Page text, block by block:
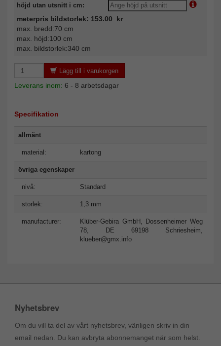
höjd utan utsnitt i cm:
meterpris bildstorlek: 153.00 kr
max. bredd:70 cm
max. höjd:100 cm
max. bildstorlek:340 cm
Lägg till i varukorgen
Leverans inom: 6 - 8 arbetsdagar
Specifikation
allmänt
material: kartong
övriga egenskaper
nivå: Standard
storlek: 1,3 mm
manufacturer:
Klüber-Gebira GmbH, Dossenheimer Weg
78, DE 69198 Schriesheim,
klueber@gmx.info
Nyhetsbrev
Om du vill ta del av vårt nyhetsbrev, vänligen skriv in din
email nedan. Du kan avbryta abonnemanget när som helst.